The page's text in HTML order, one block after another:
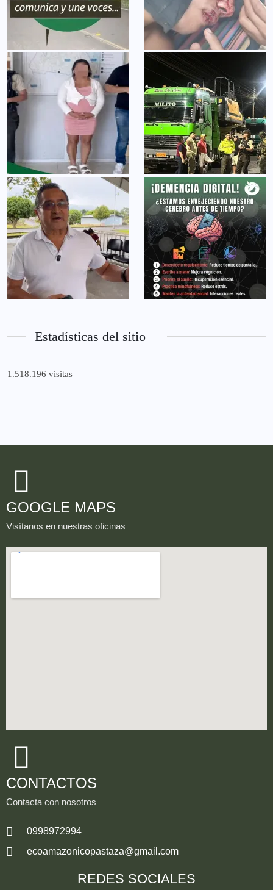
Estadísticas del sitio
1.518.196 visitas
GOOGLE MAPS
Visítanos en nuestras oficinas
CONTACTOS
Contacta con nosotros
0998972994
ecoamazonicopastaza@gmail.com
REDES SOCIALES